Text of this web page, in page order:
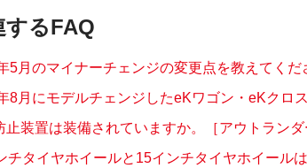
するFAQ
5月のマイナーチェンジの変更点を教えてくだ
8月にモデルチェンジしたeKワゴン・eKクロ
止装置は装備されていますか。［アウトランダ
チタイヤホイールと15インチタイヤホイール